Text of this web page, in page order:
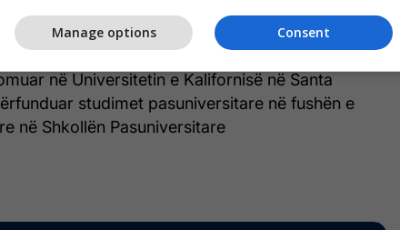
Palestinez në periudhën 2017–2019, si
Komandën e Paqësorit të SHBA-së.
në Universitetin e Kalifornisë në Santa
studimet pasuniversitare në fushën e
në Shkollën Pasuniversitare
Consent
Manage options